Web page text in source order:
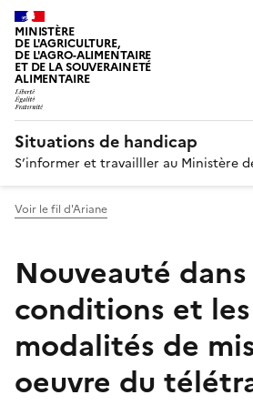
MINISTÈRE
DE L'AGRICULTURE,
DE L'AGRO-ALIMENTAIRE
ET DE LA SOUVERAINETÉ
ALIMENTAIRE
Situations de handicap
S’informer et travailller au Ministère
Voir le fil d'Ariane
Nouveauté
conditions et les
modalités de
oeuvre du